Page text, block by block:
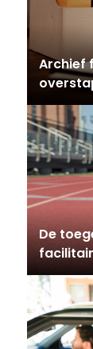
Archief
De